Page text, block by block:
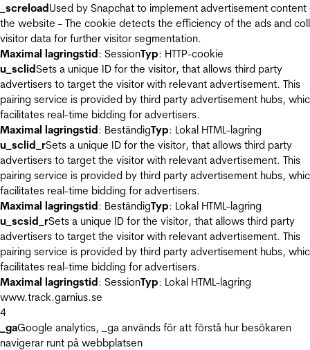
_screloadUsed by Snapchat to implement advertisement content
the website - The cookie detects the efficiency of the ads and
visitor data for further visitor segmentation.
Maximal lagringstid: SessionTyp: HTTP-cookie
u_sclidSets a unique ID for the visitor, that allows third party
advertisers to target the visitor with relevant advertisement. This
pairing service is provided by third party advertisement hubs,
facilitates real-time bidding for advertisers.
Maximal lagringstid: BeständigTyp: Lokal HTML-lagring
u_sclid_rSets a unique ID for the visitor, that allows third party
advertisers to target the visitor with relevant advertisement. This
pairing service is provided by third party advertisement hubs,
facilitates real-time bidding for advertisers.
Maximal lagringstid: BeständigTyp: Lokal HTML-lagring
u_scsid_rSets a unique ID for the visitor, that allows third party
advertisers to target the visitor with relevant advertisement. This
pairing service is provided by third party advertisement hubs,
facilitates real-time bidding for advertisers.
Maximal lagringstid: SessionTyp: Lokal HTML-lagring
www.track.garnius.se
4
_gaGoogle analytics, _ga används för att förstå hur besökaren
navigerar runt på webbplatsen